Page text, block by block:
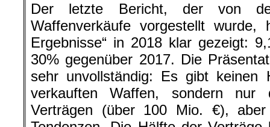
Der letzte Bericht, der von
Waffenverkäufe vorgestellt wurde,
Ergebnisse“ in 2018 klar gezeigt:
30% gegenüber 2017. Die
sehr unvollständig: Es gibt keinen
verkauften Waffen, sondern
Verträgen (über 100 Mio. €),